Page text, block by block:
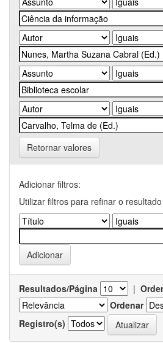
Retornar valores
Adicionar filtros:
Utilizar filtros para refinar o
Resultados/Página |
Ordenar
Registro(s)